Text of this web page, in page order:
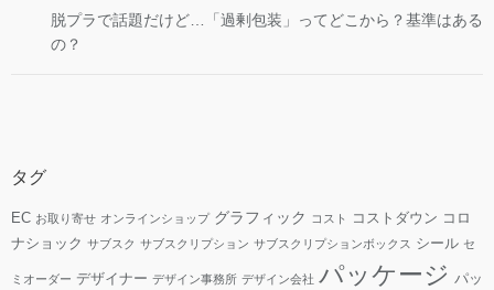
脱プラで話題だけど…「過剰包装」ってどこから？基準はある
の？
タグ
EC お取り寄せ オンラインショップ グラフィック コスト コストダウン コロ
ナショック サブスク サブスクリプション サブスクリプションボックス シール セ
ミオーダー デザイナー デザイン事務所 デザイン会社 パッケージ パッ